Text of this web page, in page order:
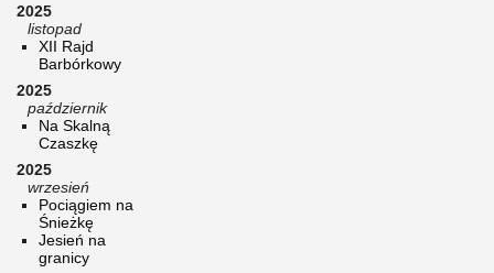
2025
listopad
XII Rajd
Barbórkowy
2025
październik
Na Skalną
Czaszkę
2025
wrzesień
Pociągiem na
Śnieżkę
Jesień na
granicy